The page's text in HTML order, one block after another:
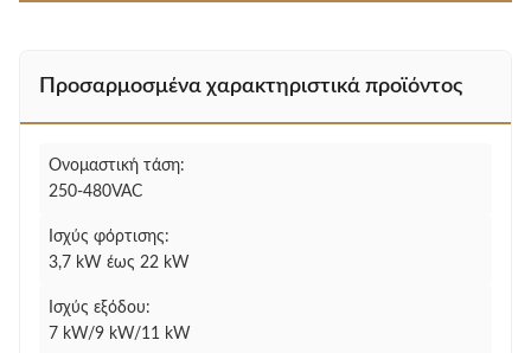
Προσαρμοσμένα χαρακτηριστικά προϊόντος
Ονομαστική τάση:
250-480VAC
Ισχύς φόρτισης:
3,7 kW έως 22 kW
Ισχύς εξόδου:
7 kW/9 kW/11 kW